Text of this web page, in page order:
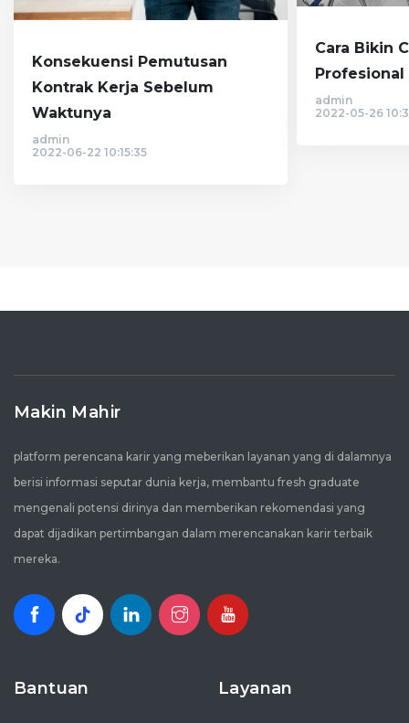
Konsekuensi Pemutusan
Kontrak Kerja Sebelum
Waktunya
admin
2022-06-22 10:15:35
Cara Bikin
Profesional
admin
2022-05-26
Makin Mahir
platform perencana karir yang meberikan layanan yang di dalamnya
berisi informasi seputar dunia kerja, membantu fresh graduate
mengenali potensi dirinya dan memberikan rekomendasi yang
dapat dijadikan pertimbangan dalam merencanakan karir terbaik
mereka.
Bantuan Layanan